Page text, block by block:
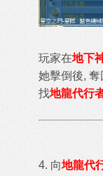
玩家在地下
她擊倒後, 奪
找地龍代行
4. 向地龍代